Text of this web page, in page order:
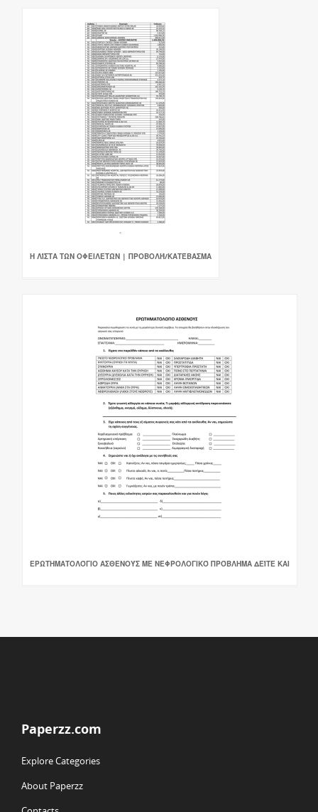
Η ΛΊΣΤΑ ΤΩΝ ΟΦΕΙΛΕΤΏΝ | ΠΡΟΒΟΛΉ/ΚΑΤΈΒΑΣΜΑ
ΕΡΩΤΗΜΑΤΟΛΌΓΙΟ ΑΣΘΕΝΟΎΣ ΜΕ ΝΕΦΡΟΛΟΓΙΚΌ ΠΡΌΒΛΗΜΑ ΔΕΊΤΕ ΚΑΙ
Paperzz.com
Explore Categories
About Paperzz